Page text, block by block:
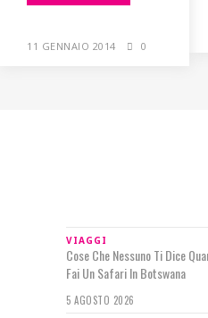
11 GENNAIO 2014 0
VIAGGI
Cose Che Nessuno Ti Dice
Fai Un Safari In Botswana
5 AGOSTO 2026